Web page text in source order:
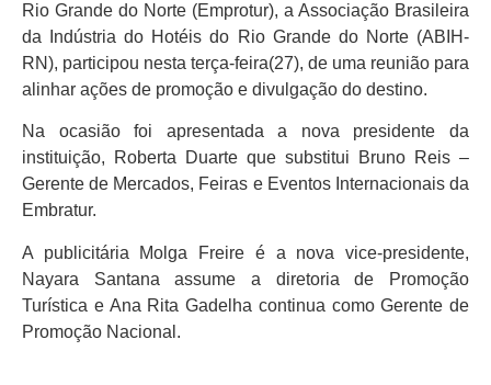
Rio Grande do Norte (Emprotur), a Associação Brasileira
da Indústria do Hotéis do Rio Grande do Norte (ABIH-
RN), participou nesta terça-feira(27), de uma reunião para
alinhar ações de promoção e divulgação do destino.
Na ocasião foi apresentada a nova presidente da
instituição, Roberta Duarte que substitui Bruno Reis –
Gerente de Mercados, Feiras e Eventos Internacionais da
Embratur.
A publicitária Molga Freire é a nova vice-presidente,
Nayara Santana assume a diretoria de Promoção
Turística e Ana Rita Gadelha continua como Gerente de
Promoção Nacional.